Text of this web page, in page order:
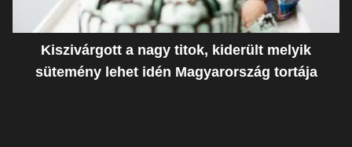
Kiszivárgott a nagy titok, kiderült melyik
sütemény lehet idén Magyarország tortája